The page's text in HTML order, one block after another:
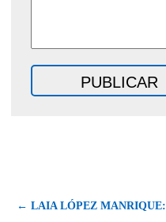
← LAIA LÓPEZ MANRIQUE: